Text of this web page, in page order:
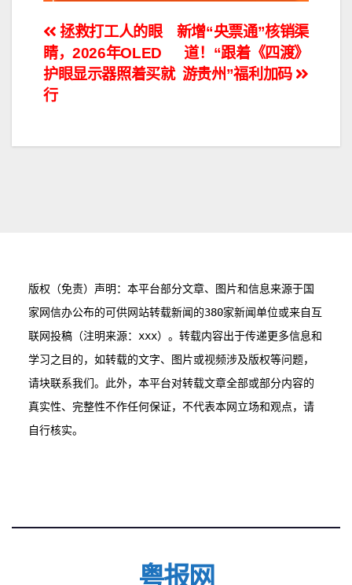
文
章
导
新增“央票通”核销渠
道！“跟着《四渡》
游贵州”福利加码
拯救打工人的眼
睛，2026年OLED
护眼显示器照着买就
行
版权（免责）声明：本平台部分文章、图片和信息来源于国
家网信办公布的可供网站转载新闻的380家新闻单位或来自互
联网投稿（注明来源：xxx）。转载内容出于传递更多信息和
学习之目的，如转载的文字、图片或视频涉及版权等问题，
请块联系我们。此外，本平台对转载文章全部或部分内容的
真实性、完整性不作任何保证，不代表本网立场和观点，请
粤报网